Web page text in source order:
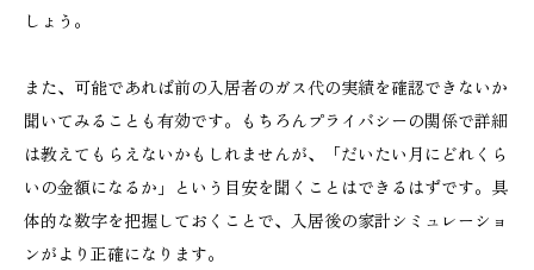
しょう。
また、可能であれば前の入居者のガス代の実績を確認できないか
聞いてみることも有効です。もちろんプライバシーの関係で詳細
は教えてもらえないかもしれませんが、「だいたい月にどれくら
いの金額になるか」という目安を聞くことはできるはずです。具
体的な数字を把握しておくことで、入居後の家計シミュレーショ
ンがより正確になります。